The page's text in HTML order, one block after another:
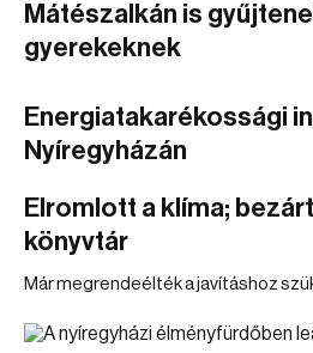
Mátészalkán is
gyerekeknek
Energiatakarékossági
Nyíregyházán
Elromlott a klíma;
könyvtár
Már megrendeélték a javításhoz